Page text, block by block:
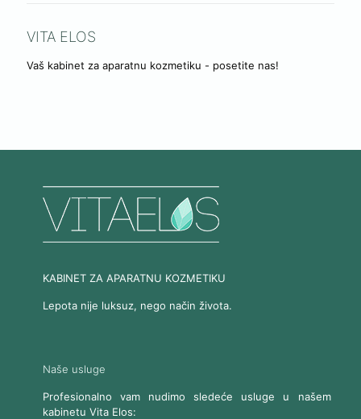
VITA ELOS
Vaš kabinet za aparatnu kozmetiku - posetite nas!
KABINET ZA APARATNU KOZMETIKU
Lepota nije luksuz, nego način života.
Naše usluge
Profesionalno vam nudimo sledeće usluge u našem
kabinetu Vita Elos: